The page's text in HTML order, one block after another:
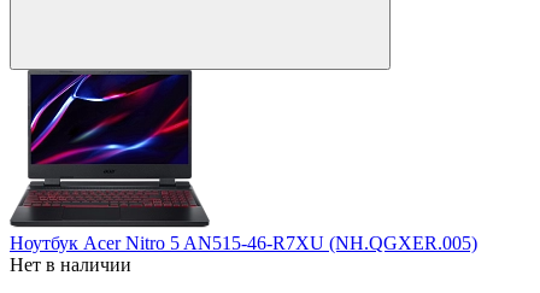
Ноутбук Acer Nitro 5 AN515-46-R7XU (NH.QGXER.005)
Нет в наличии